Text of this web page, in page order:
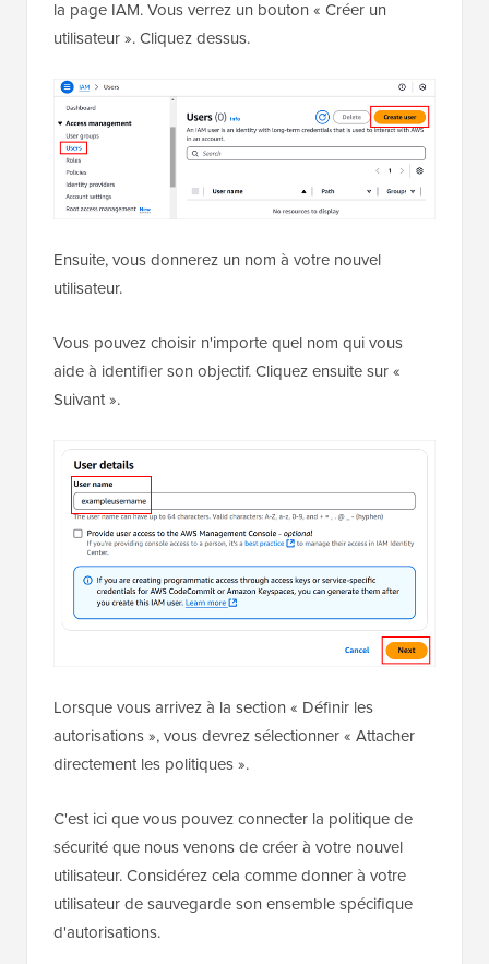
la page IAM. Vous verrez un bouton « Créer un
utilisateur ». Cliquez dessus.
Ensuite, vous donnerez un nom à votre nouvel
utilisateur.
Vous pouvez choisir n'importe quel nom qui vous
aide à identifier son objectif. Cliquez ensuite sur «
Suivant ».
Lorsque vous arrivez à la section « Définir les
autorisations », vous devrez sélectionner « Attacher
directement les politiques ».
C'est ici que vous pouvez connecter la politique de
sécurité que nous venons de créer à votre nouvel
utilisateur. Considérez cela comme donner à votre
utilisateur de sauvegarde son ensemble spécifique
d'autorisations.